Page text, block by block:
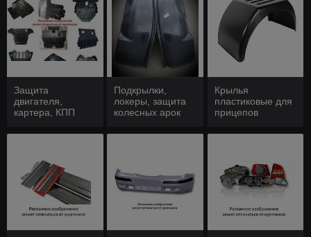
Защита
двигателя,
картера, КПП
Подкрылки,
локеры, защита
колесных арок
Крылья
пластиковые для
прицепов